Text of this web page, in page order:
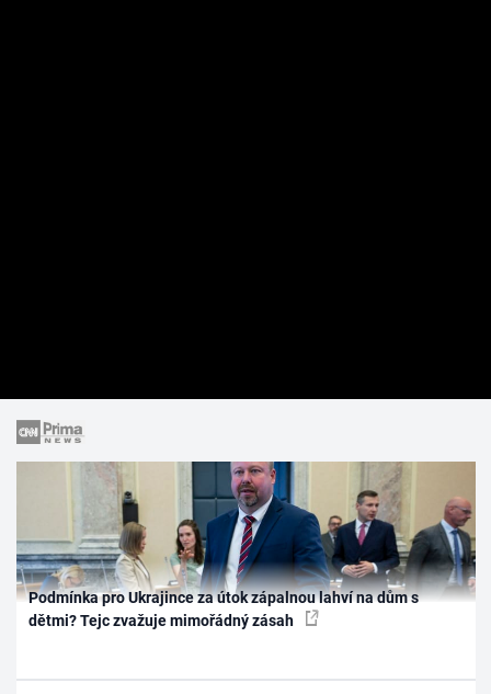
Podmínka pro Ukrajince za útok zápalnou lahví na dům s
dětmi? Tejc zvažuje mimořádný zásah